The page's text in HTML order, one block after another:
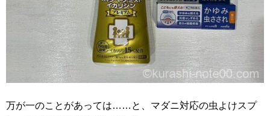
万が一のことがあっては……と、マダニ対応の虫よけスプ